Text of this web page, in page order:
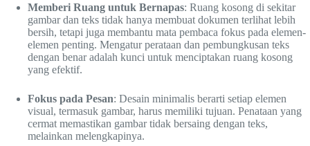
Memberi Ruang untuk Bernapas: Ruang kosong di sekitar
gambar dan teks tidak hanya membuat dokumen terlihat lebih
bersih, tetapi juga membantu mata pembaca fokus pada elemen-
elemen penting. Mengatur perataan dan pembungkusan teks
dengan benar adalah kunci untuk menciptakan ruang kosong
yang efektif.
Fokus pada Pesan: Desain minimalis berarti setiap elemen
visual, termasuk gambar, harus memiliki tujuan. Penataan yang
cermat memastikan gambar tidak bersaing dengan teks,
melainkan melengkapinya.